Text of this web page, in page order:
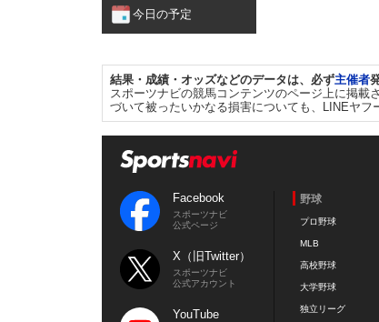
今日の予定
結果・成績・オッズなどのデータは、必ず主催者
スポーツナビの競馬コンテンツのページ上に掲載
づいて被ったいかなる損害についても、LINEヤフ
Facebook
スポーツナビ
公式ページ
X（旧Twitter）
スポーツナビ
公式アカウント
YouTube
野球
プロ野球
MLB
高校野球
大学野球
独立リーグ